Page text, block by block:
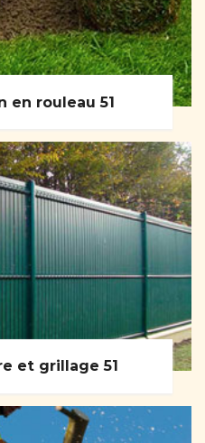
en rouleau 51
et grillage 51